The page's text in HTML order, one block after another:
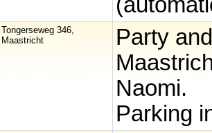
Tongerseweg 346,
Maastricht
Party
Naomi.
Parking